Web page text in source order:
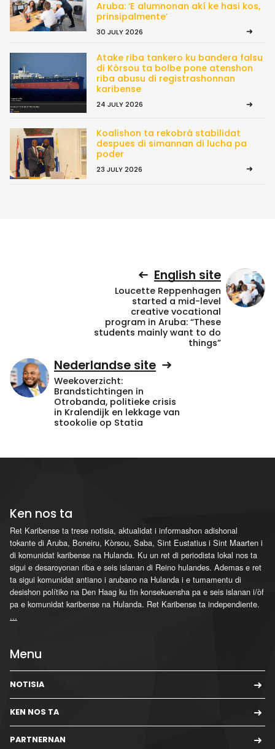
Aruba: ‘E alumnonan akí ke hasi kos,
prinsipalmente’
30 JULY 2026
Atake riba tankero ku bandera falsu
di Kòrsou ta bolbe pone atenshon
riba abusu di registrashonnan
karibense
24 JULY 2026
Koalishon ta rekobrá stabilidat
despues di simannan di lucha pa
poder
23 JULY 2026
English site
Loucette Reppenhagen
started a mid-level
creative vocational
program in Aruba: “These
students mainly want to do
things”
Nederlandse site
Weekoverzicht:
Brandstichtingen in
Otrobanda, politieke crisis
in Kralendijk en lekkage van
stookolie op Statia
Ken nos ta
Ret Karibense ta trese notisia, aktualidat i informashon adishonal
tokante di Aruba, Boneiru, Kòrsou, Saba, Sint Eustatius i Sint Maarten i
di komunidat karibense na Hulanda. Ku un ret di periodista lokal nos ta
sigui e desaroyonan riba e seis islanan di Reino hulandes. Ademas e ret
ta sigui komunidat antiano i arubano na Hulanda i e tumamentu di
desishon polítiko na Den Haag ku tin konsekuensha pa e seis islanan i/òf
pa e komunidat karibense na Hulanda. Ret Karibense ta independiente.
...
Menu
NOTISIA
KEN NOS TA
PARTNERNAN